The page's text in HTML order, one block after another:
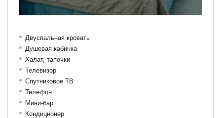
Двуспальная кровать
Душевая кабинка
Халат, тапочки
Телевизор
Спутниковое ТВ
Телефон
Мини-бар
Кондиционер